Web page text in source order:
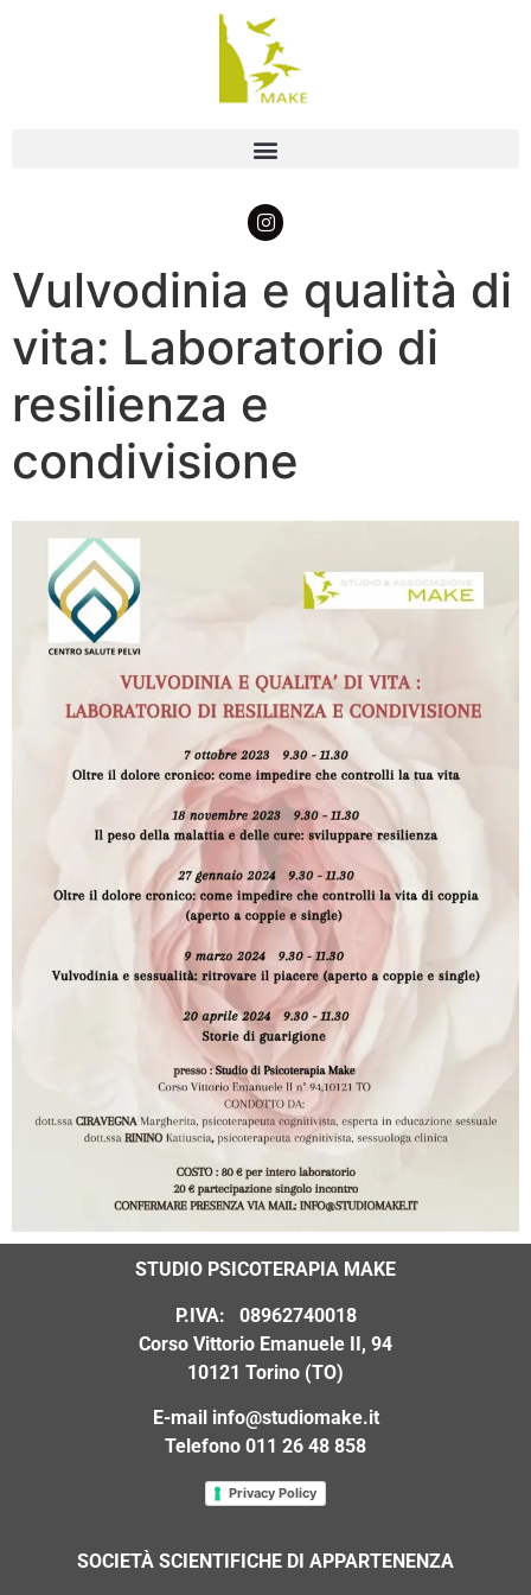
Vulvodinia e qualità di
vita: Laboratorio di
resilienza e
condivisione
STUDIO PSICOTERAPIA MAKE
P.IVA: 08962740018
Corso Vittorio Emanuele II, 94
10121 Torino (TO)
E-mail info@studiomake.it
Telefono 011 26 48 858
Privacy Policy
SOCIETÀ SCIENTIFICHE DI APPARTENENZA